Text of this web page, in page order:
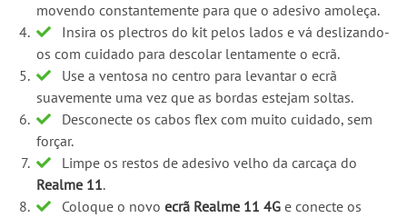
movendo constantemente para que o adesivo amoleça.
Insira os plectros do kit pelos lados e vá deslizando-
os com cuidado para descolar lentamente o ecrã.
Use a ventosa no centro para levantar o ecrã
suavemente uma vez que as bordas estejam soltas.
Desconecte os cabos flex com muito cuidado, sem
forçar.
Limpe os restos de adesivo velho da carcaça do
Realme 11.
Coloque o novo ecrã Realme 11 4G e conecte os